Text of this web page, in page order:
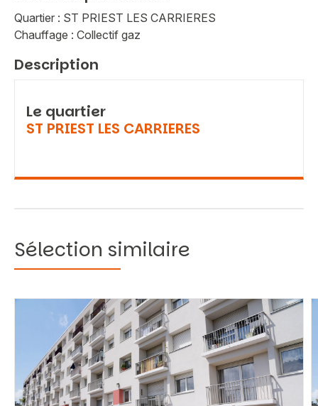
Quartier : ST PRIEST LES CARRIERES
Chauffage : Collectif gaz
Description
Le quartier
ST PRIEST LES CARRIERES
Sélection similaire